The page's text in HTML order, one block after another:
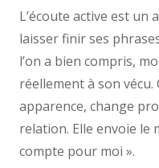
L’écoute active est un
laisser finir ses
l’on a bien compris,
réellement à son
apparence, change
relation. Elle envoie le
compte pour moi ».